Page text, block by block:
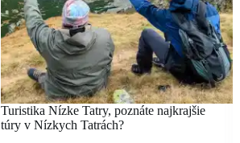
Turistika Nízke Tatry, poznáte najkrajšie
túry v Nízkych Tatrách?